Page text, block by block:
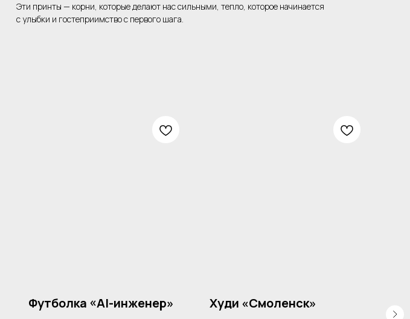
Эти принты — корни, которые делают нас сильными, тепло, которое начинается
с улыбки и гостеприимство с первого шага.
Футболка «AI-инженер» Худи «Смоленск»